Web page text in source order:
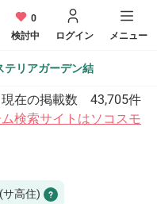
0
検討中
ログイン メニュー
テリアガーデン結
現在の掲載数 43,705件
検索サイトはソコスモ
サ高住)